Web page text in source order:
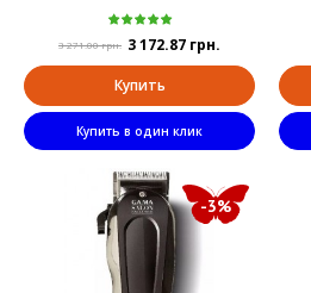
3 271.00 грн. 3 172.87 грн.
Купить
Купить в один клик
-3%